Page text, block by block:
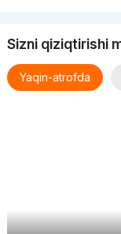
Sizni qiziqtirishi
Yaqin-atrofda